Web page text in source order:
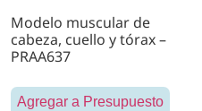
Modelo muscular de
cabeza, cuello y tórax –
PRAA637
Agregar a Presupuesto